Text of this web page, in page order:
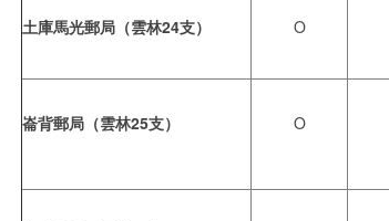
土庫馬光郵局（雲林24支） O
崙背郵局（雲林25支） O